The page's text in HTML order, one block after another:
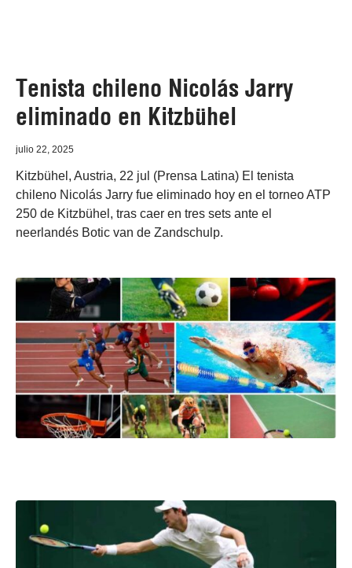
Tenista chileno Nicolás Jarry
eliminado en Kitzbühel
julio 22, 2025
Kitzbühel, Austria, 22 jul (Prensa Latina) El tenista
chileno Nicolás Jarry fue eliminado hoy en el torneo ATP
250 de Kitzbühel, tras caer en tres sets ante el
neerlandés Botic van de Zandschulp.